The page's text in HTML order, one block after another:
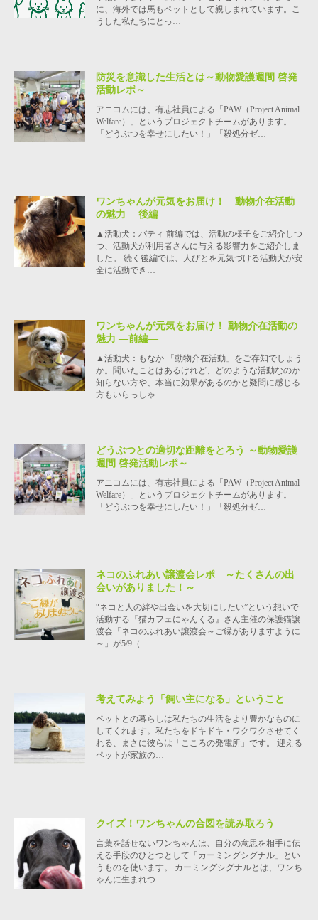
に、海外では馬もペットとして親しまれています。こ
うした私たちにとっ…
防災を意識した生活とは～動物愛護週間 啓発
活動レポ～
アニコムには、有志社員による「PAW（Project Animal
Welfare）」というプロジェクトチームがあります。
「どうぶつを幸せにしたい！」「殺処分ゼ…
ワンちゃんが元気をお届け！ 動物介在活動
の魅力 ―後編―
▲活動犬：バティ 前編では、活動の様子をご紹介しつ
つ、活動犬が利用者さんに与える影響力をご紹介しま
した。 続く後編では、人びとを元気づける活動犬が安
全に活動でき…
ワンちゃんが元気をお届け！ 動物介在活動の
魅力 ―前編―
▲活動犬：もなか 「動物介在活動」をご存知でしょう
か。聞いたことはあるけれど、どのような活動なのか
知らない方や、本当に効果があるのかと疑問に感じる
方もいらっしゃ…
どうぶつとの適切な距離をとろう ～動物愛護
週間 啓発活動レポ～
アニコムには、有志社員による「PAW（Project Animal
Welfare）」というプロジェクトチームがあります。
「どうぶつを幸せにしたい！」「殺処分ゼ…
ネコのふれあい譲渡会レポ ～たくさんの出
会いがありました！～
“ネコと人の絆や出会いを大切にしたい”という想いで
活動する『猫カフェにゃんくる』さん主催の保護猫譲
渡会「ネコのふれあい譲渡会～ご縁がありますように
～」が5/9（…
考えてみよう「飼い主になる」ということ
ペットとの暮らしは私たちの生活をより豊かなものに
してくれます。私たちをドキドキ・ワクワクさせてく
れる、まさに彼らは「こころの発電所」です。 迎える
ペットが家族の…
クイズ！ワンちゃんの合図を読み取ろう
言葉を話せないワンちゃんは、自分の意思を相手に伝
える手段のひとつとして「カーミングシグナル」とい
うものを使います。 カーミングシグナルとは、ワンち
ゃんに生まれつ…